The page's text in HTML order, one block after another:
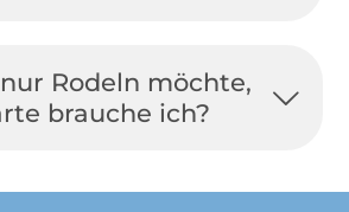
Rodeln möchte,
brauche ich?